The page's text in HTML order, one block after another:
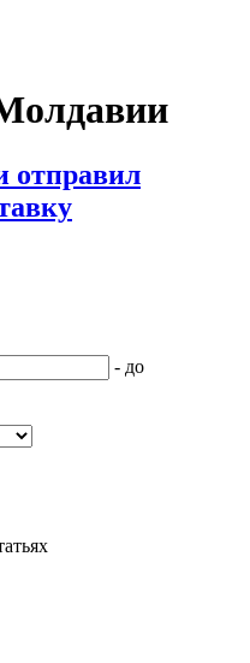
отправил
- до